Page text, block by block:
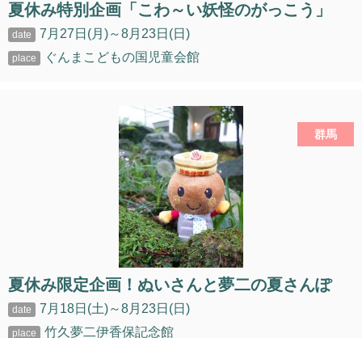
夏休み特別企画「こわ～い妖怪のがっこう」
7月27日(月)～8月23日(日)
ぐんまこどもの国児童会館
群馬
夏休み限定企画！ぬいさんと夢二の夏さんぽ
7月18日(土)～8月23日(日)
竹久夢二伊香保記念館